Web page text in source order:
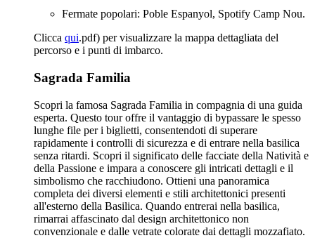
Fermate popolari: Poble Espanyol, Spotify Camp Nou.
Clicca qui.pdf) per visualizzare la mappa dettagliata del
percorso e i punti di imbarco.
Sagrada Familia
Scopri la famosa Sagrada Familia in compagnia di una guida
esperta. Questo tour offre il vantaggio di bypassare le spesso
lunghe file per i biglietti, consentendoti di superare
rapidamente i controlli di sicurezza e di entrare nella basilica
senza ritardi. Scopri il significato delle facciate della Natività e
della Passione e impara a conoscere gli intricati dettagli e il
simbolismo che racchiudono. Ottieni una panoramica
completa dei diversi elementi e stili architettonici presenti
all'esterno della Basilica. Quando entrerai nella basilica,
rimarrai affascinato dal design architettonico non
convenzionale e dalle vetrate colorate dai dettagli mozzafiato.